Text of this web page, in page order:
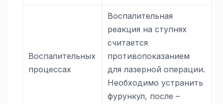
Воспалительных
процессах
Воспалительная
реакция на ступнях
считается
противопоказанием
для лазерной операции.
Необходимо устранить
фурункул, после –